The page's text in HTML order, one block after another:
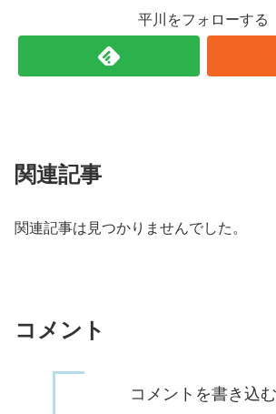
平川をフォローする
関連記事
関連記事は見つかりませんでした。
コメント
コメントを書き込む